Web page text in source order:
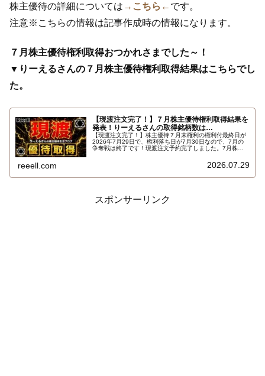
株主優待の詳細については →こちら← です。
注意※こちらの情報は記事作成時の情報になります。
７月株主優待権利取得おつかれさまでした～！
▼りーえるさんの７月株主優待権利取得結果はこちらでし
た。
【現渡注文完了！】７月株主優待権利取得結果を
発表！りーえるさんの取得銘柄数は…
【現渡注文完了！】株主優待７月末権利の権利付最終日が
2026年7月29日で、権利落ち日が7月30日なので、7月の
争奪戦は終了です！現渡注文予約完了しました。7月株主
reeell.com 2026.07.29
スポンサーリンク